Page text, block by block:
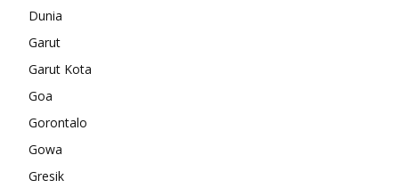
Dunia
Garut
Garut Kota
Goa
Gorontalo
Gowa
Gresik